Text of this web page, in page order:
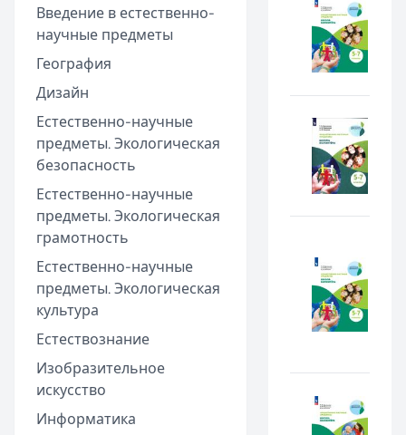
Введение в естественно-
научные предметы
География
Дизайн
Естественно-научные
предметы. Экологическая
безопасность
Естественно-научные
предметы. Экологическая
грамотность
Естественно-научные
предметы. Экологическая
культура
Естествознание
Изобразительное
искусство
Информатика